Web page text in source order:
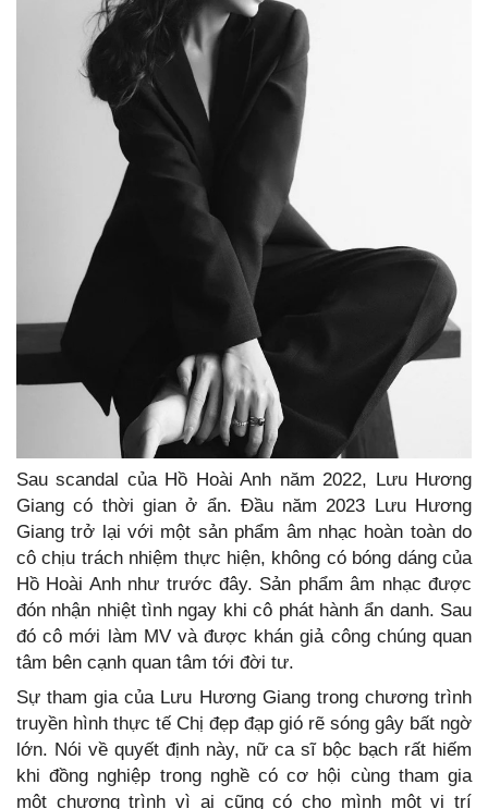
Sau scandal của Hồ Hoài Anh năm 2022, Lưu Hương
Giang có thời gian ở ẩn. Đầu năm 2023 Lưu Hương
Giang trở lại với một sản phẩm âm nhạc hoàn toàn do
cô chịu trách nhiệm thực hiện, không có bóng dáng của
Hồ Hoài Anh như trước đây. Sản phẩm âm nhạc được
đón nhận nhiệt tình ngay khi cô phát hành ẩn danh. Sau
đó cô mới làm MV và được khán giả công chúng quan
tâm bên cạnh quan tâm tới đời tư.
Sự tham gia của Lưu Hương Giang trong chương trình
truyền hình thực tế Chị đẹp đạp gió rẽ sóng gây bất ngờ
lớn. Nói về quyết định này, nữ ca sĩ bộc bạch rất hiếm
khi đồng nghiệp trong nghề có cơ hội cùng tham gia
một chương trình vì ai cũng có cho mình một vị trí